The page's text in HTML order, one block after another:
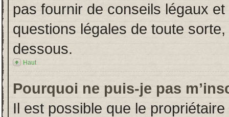
pas fournir de conseils légaux
questions légales de toute
dessous.
Haut
Pourquoi ne puis-je pas
Il est possible que le